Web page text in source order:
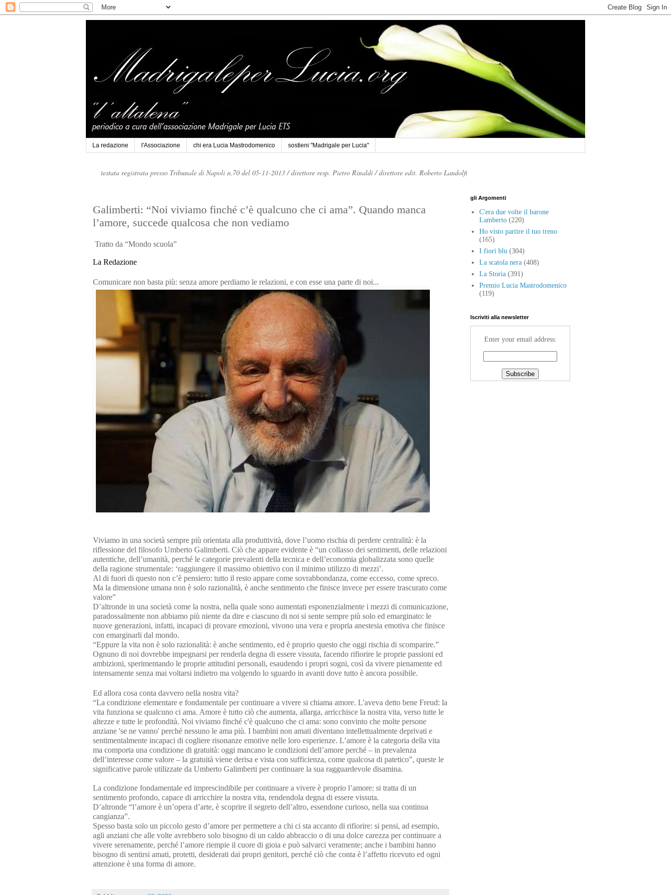
La redazione l'Associazione chi era Lucia Mastrodomenico sostieni "Madrigale per Lucia"
testata registrata presso Tribunale di Napoli n.70 del 05-11-2013 /direttore resp. Pietro Rinaldi /direttore edit. Roberto Landolfi
Galimberti: “Noi viviamo finché c’è qualcuno che ci ama”. Quando manca
l’amore, succede qualcosa che non vediamo
Tratto da “Mondo scuola”
La Redazione
Comunicare non basta più: senza amore perdiamo le relazioni, e con esse una parte di noi...
Viviamo in una società sempre più orientata alla produttività, dove l’uomo rischia di perdere centralità: è la
riflessione del filosofo Umberto Galimberti. Ciò che appare evidente è “un collasso dei sentimenti, delle relazioni
autentiche, dell’umanità, perché le categorie prevalenti della tecnica e dell’economia globalizzata sono quelle
della ragione strumentale: ‘raggiungere il massimo obiettivo con il minimo utilizzo di mezzi’.
Al di fuori di questo non c’è pensiero: tutto il resto appare come sovrabbondanza, come eccesso, come spreco.
Ma la dimensione umana non è solo razionalità, è anche sentimento che finisce invece per essere trascurato come
valore”
D’altronde in una società come la nostra, nella quale sono aumentati esponenzialmente i mezzi di comunicazione,
paradossalmente non abbiamo più niente da dire e ciascuno di noi si sente sempre più solo ed emarginato: le
nuove generazioni, infatti, incapaci di provare emozioni, vivono una vera e propria anestesia emotiva che finisce
con emarginarli dal mondo.
“Eppure la vita non è solo razionalità: è anche sentimento, ed è proprio questo che oggi rischia di scomparire.”
Ognuno di noi dovrebbe impegnarsi per renderla degna di essere vissuta, facendo rifiorire le proprie passioni ed
ambizioni, sperimentando le proprie attitudini personali, esaudendo i propri sogni, così da vivere pienamente ed
intensamente senza mai voltarsi indietro ma volgendo lo sguardo in avanti dove tutto è ancora possibile.
Ed allora cosa conta davvero nella nostra vita?
“La condizione elementare e fondamentale per continuare a vivere si chiama amore. L'aveva detto bene Freud: la
vita funziona se qualcuno ci ama. Amore è tutto ciò che aumenta, allarga, arricchisce la nostra vita, verso tutte le
altezze e tutte le profondità. Noi viviamo finché c'è qualcuno che ci ama: sono convinto che molte persone
anziane 'se ne vanno' perché nessuno le ama più. I bambini non amati diventano intellettualmente deprivati e
sentimentalmente incapaci di cogliere risonanze emotive nelle loro esperienze. L’amore è la categoria della vita
ma comporta una condizione di gratuità: oggi mancano le condizioni dell’amore perché – in prevalenza
dell’interesse come valore – la gratuità viene derisa e vista con sufficienza, come qualcosa di patetico”, queste le
significative parole utilizzate da Umberto Galimberti per continuare la sua ragguardevole disamina.
La condizione fondamentale ed imprescindibile per continuare a vivere è proprio l’amore: si tratta di un
sentimento profondo, capace di arricchire la nostra vita, rendendola degna di essere vissuta.
D’altronde “l’amore è un’opera d’arte, è scoprire il segreto dell’altro, essendone curioso, nella sua continua
cangianza”.
Spesso basta solo un piccolo gesto d’amore per permettere a chi ci sta accanto di rifiorire: si pensi, ad esempio,
agli anziani che alle volte avrebbero solo bisogno di un caldo abbraccio o di una dolce carezza per continuare a
vivere serenamente, perché l’amore riempie il cuore di gioia e può salvarci veramente; anche i bambini hanno
bisogno di sentirsi amati, protetti, desiderati dai propri genitori, perché ciò che conta è l’affetto ricevuto ed ogni
attenzione è una forma di amore.
gli Argomenti
C'era due volte il barone
Lamberto (220)
Ho visto partire il tuo treno
(165)
I fiori blu (304)
La scatola nera (408)
La Storia (391)
Premio Lucia Mastrodomenico
(119)
Iscriviti alla newsletter
Enter your email address: